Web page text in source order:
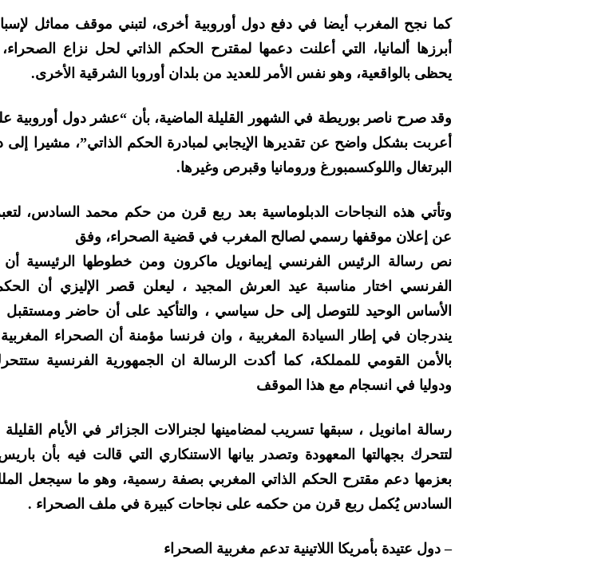
كما نجح المغرب أيضا في دفع دول أوروبية أخرى، لتبني موقف مماثل
أبرزها ألمانيا، التي أعلنت دعمها لمقترح الحكم الذاتي لحل نزاع
يحظى بالواقعية، وهو نفس الأمر للعديد من بلدان أوروبا الشرقية الأخرى.
وقد صرح ناصر بوريطة في الشهور القليلة الماضية، بأن “عشر دول أوروبية
أعربت بشكل واضح عن تقديرها الإيجابي لمبادرة الحكم الذاتي”، مشيرا
البرتغال واللوكسمبورغ ورومانيا وقبرص وغيرها.
وتأتي هذه النجاحات الدبلوماسية بعد ربع قرن من حكم محمد السادس،
عن إعلان موقفها رسمي لصالح المغرب في قضية الصحراء، وفق
نص رسالة الرئيس الفرنسي إيمانويل ماكرون ومن خطوطها الرئيسية
الفرنسي اختار مناسبة عيد العرش المجيد ، ليعلن قصر الإليزي أن
الأساس الوحيد للتوصل إلى حل سياسي ، والتأكيد على أن حاضر ومستقبل
يندرجان في إطار السيادة المغربية ، وان فرنسا مؤمنة أن الصحراء
بالأمن القومي للمملكة، كما أكدت الرسالة ان الجمهورية الفرنسية
ودوليا في انسجام مع هذا الموقف
رسالة امانويل ، سبقها تسريب لمضامينها لجنرالات الجزائر في الأيام القليلة
لتتحرك بجهالتها المعهودة وتصدر بيانها الاستنكاري التي قالت فيه بأن
بعزمها دعم مقترح الحكم الذاتي المغربي بصفة رسمية، وهو ما سيجعل
السادس يُكمل ربع قرن من حكمه على نجاحات كبيرة في ملف الصحراء .
– دول عتيدة بأمريكا اللاتينية تدعم مغربية الصحراء